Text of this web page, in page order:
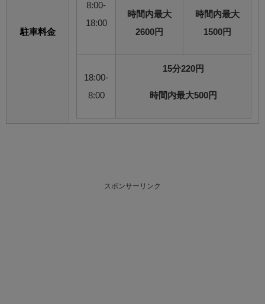
駐車料金
8:00-
18:00
時間内最大
2600円
時間内最大
1500円
18:00-
8:00
15分220円
時間内最大500円
スポンサーリンク